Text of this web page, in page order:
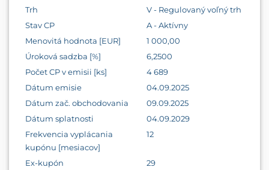
Trh
V - Regulovaný voľný trh
Stav CP
A - Aktívny
Menovitá hodnota [EUR]
1 000,00
Úroková sadzba [%]
6,2500
Počet CP v emisii [ks]
4 689
Dátum emisie
04.09.2025
Dátum zač. obchodovania
09.09.2025
Dátum splatnosti
04.09.2029
Frekvencia vyplácania
kupónu [mesiacov]
12
Ex-kupón
29